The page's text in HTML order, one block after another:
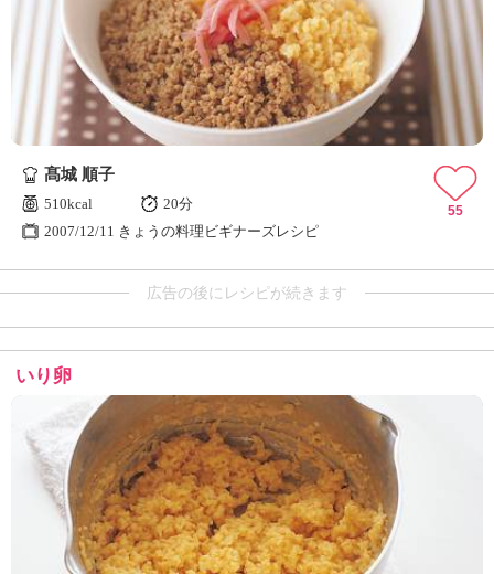
髙城 順子
510kcal
20分
2007/12/11 きょうの料理ビギナーズレシピ
55
広告の後にレシピが続きます
いり卵